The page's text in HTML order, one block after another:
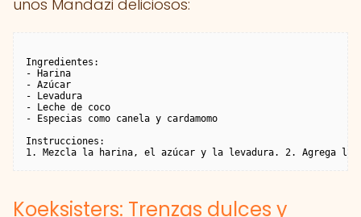
unos Mandazi deliciosos:
Ingredientes:
- Harina
- Azúcar
- Levadura
- Leche de coco
- Especias como canela y cardamomo
Instrucciones:
1. Mezcla la harina, el azúcar y la levadura. 2. Agrega
Koeksisters: Trenzas dulces y